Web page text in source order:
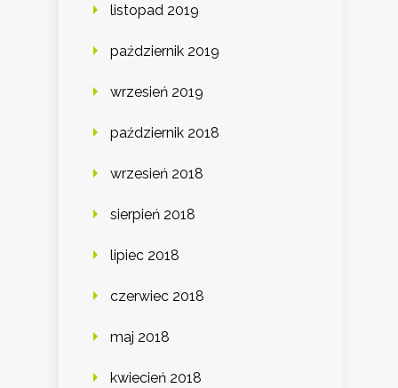
listopad 2019
październik 2019
wrzesień 2019
październik 2018
wrzesień 2018
sierpień 2018
lipiec 2018
czerwiec 2018
maj 2018
kwiecień 2018